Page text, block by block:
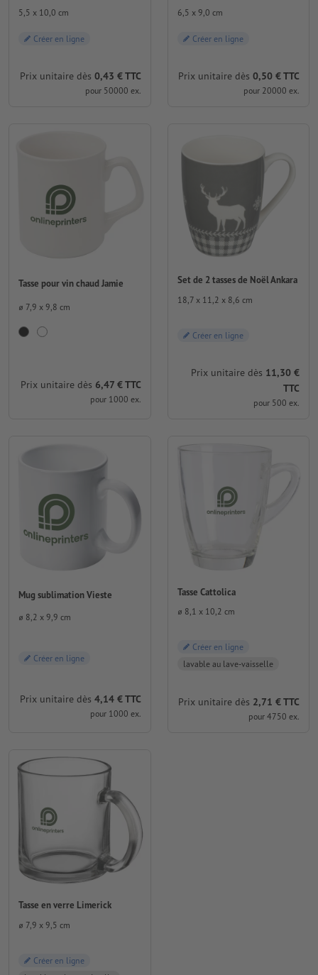
5,5 x 10,0 cm
Créer en ligne
Prix unitaire dès 0,43 € TTC
pour 50000 ex.
6,5 x 9,0 cm
Créer en ligne
Prix unitaire dès 0,50 € TTC
pour 20000 ex.
Tasse pour vin chaud Jamie
⌀ 7,9 x 9,8 cm
Prix unitaire dès 6,47 € TTC
pour 1000 ex.
Set de 2 tasses de Noël Ankara
18,7 x 11,2 x 8,6 cm
Créer en ligne
Prix unitaire dès 11,30 €
TTC
pour 500 ex.
Mug sublimation Vieste
⌀ 8,2 x 9,9 cm
Créer en ligne
Prix unitaire dès 4,14 € TTC
pour 1000 ex.
Tasse Cattolica
⌀ 8,1 x 10,2 cm
Créer en ligne
lavable au lave-vaisselle
Prix unitaire dès 2,71 € TTC
pour 4750 ex.
Tasse en verre Limerick
⌀ 7,9 x 9,5 cm
Créer en ligne